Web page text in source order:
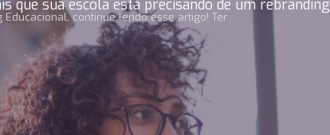
que sua escola está precisando de um rebranding
continue lendo esse artigo! Ter